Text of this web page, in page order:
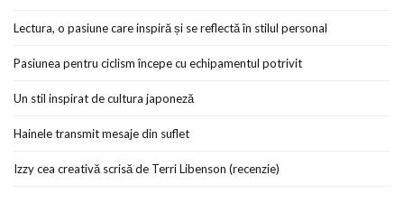
Lectura, o pasiune care inspiră și se reflectă în stilul personal
Pasiunea pentru ciclism începe cu echipamentul potrivit
Un stil inspirat de cultura japoneză
Hainele transmit mesaje din suflet
Izzy cea creativă scrisă de Terri Libenson (recenzie)